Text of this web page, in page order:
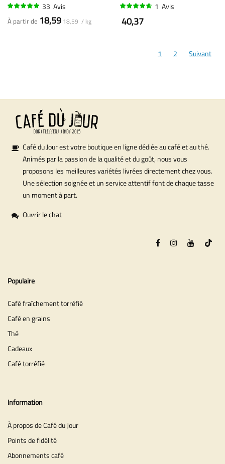
33 Avis
À partir de 18,59 18,59 / kg
1 Avis
40,37
1 2 Suivant
Café du Jour est votre boutique en ligne dédiée au café et au thé.
Animés par la passion de la qualité et du goût, nous vous
proposons les meilleures variétés livrées directement chez vous.
Une sélection soignée et un service attentif font de chaque tasse
un moment à part.
Ouvrir le chat
Populaire
Café fraîchement torréfié
Café en grains
Thé
Cadeaux
Café torréfié
Information
À propos de Café du Jour
Points de fidélité
Abonnements café